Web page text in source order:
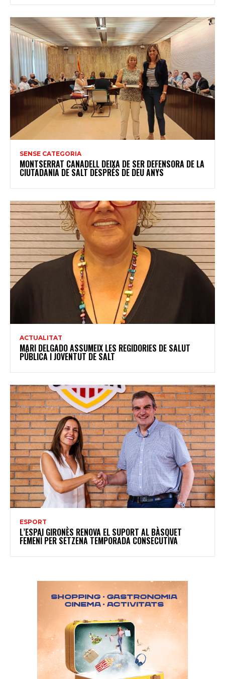
SENSE CATEGORIA
MONTSERRAT CANADELL DEIXA DE SER DEFENSORA DE LA
CIUTADANIA DE SALT DESPRÉS DE DEU ANYS
ACTUALITAT
MARI DELGADO ASSUMEIX LES REGIDORIES DE SALUT
PÚBLICA I JOVENTUT DE SALT
ESPORT
L’ESPAI GIRONÈS RENOVA EL SUPORT AL BÀSQUET
FEMENÍ PER SETZENA TEMPORADA CONSECUTIVA